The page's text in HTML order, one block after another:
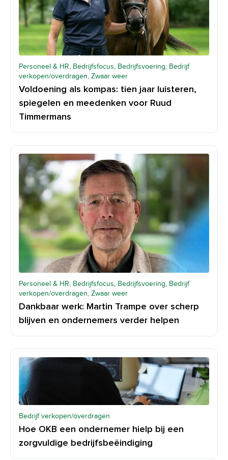
Personeel & HR, Bedrijfsfocus, Bedrijfsvoering, Bedrijf
verkopen/overdragen, Zwaar weer
Voldoening als kompas: tien jaar luisteren,
spiegelen en meedenken voor Ruud
Timmermans
Personeel & HR, Bedrijfsfocus, Bedrijfsvoering, Bedrijf
verkopen/overdragen, Zwaar weer
Dankbaar werk: Martin Trampe over scherp
blijven en ondernemers verder helpen
Bedrijf verkopen/overdragen
Hoe OKB een ondernemer hielp bij een
zorgvuldige bedrijfsbeëindiging